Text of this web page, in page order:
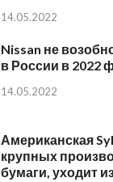
14.05.2022
Nissan не
в России в 2022
14.05.2022
Американская
крупных
бумаги, уходит